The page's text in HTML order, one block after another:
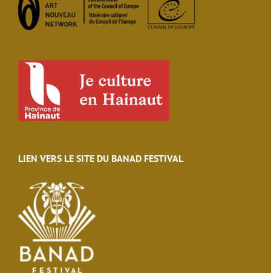
LIEN VERS LE SITE DU BANAD FESTIVAL